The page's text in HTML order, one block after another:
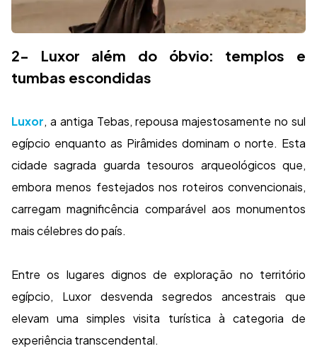
2- Luxor além do óbvio: templos e
tumbas escondidas
Luxor, a antiga Tebas, repousa majestosamente no sul
egípcio enquanto as Pirâmides dominam o norte. Esta
cidade sagrada guarda tesouros arqueológicos que,
embora menos festejados nos roteiros convencionais,
carregam magnificência comparável aos monumentos
mais célebres do país.
Entre os lugares dignos de exploração no território
egípcio, Luxor desvenda segredos ancestrais que
elevam uma simples visita turística à categoria de
experiência transcendental.